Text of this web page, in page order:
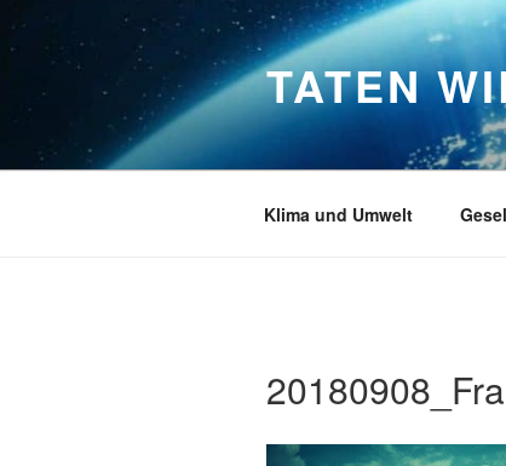
Inhalt
springen
TATEN
Klima und Umwelt